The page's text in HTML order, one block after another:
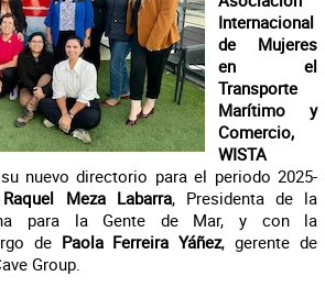
Internacional
de Mujeres
en el
Transporte
Marítimo y
Comercio,
WISTA
nuevo directorio para el periodo 2025-
Raquel Meza Labarra, Presidenta de la
para la Gente de Mar, y con la
de Paola Ferreira Yáñez, gerente de
Group.